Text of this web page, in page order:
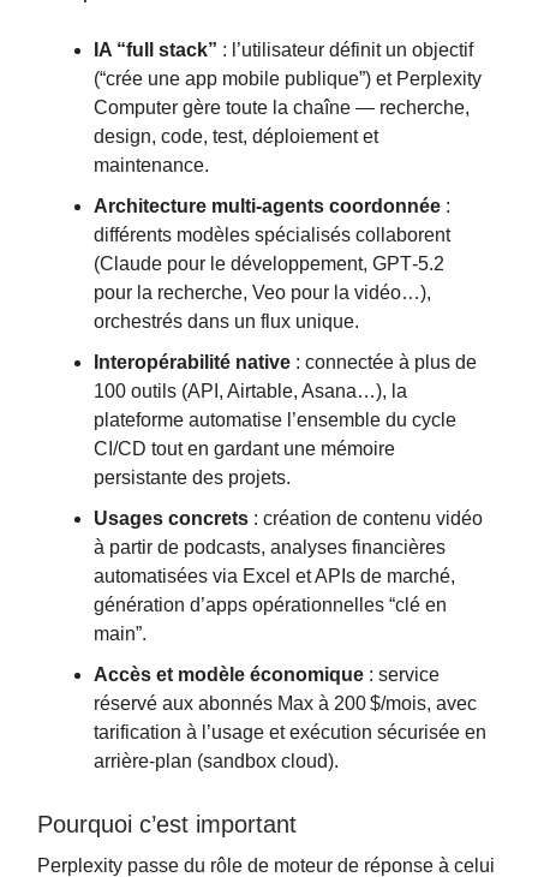
IA “full stack” : l’utilisateur définit un objectif
(“crée une app mobile publique”) et Perplexity
Computer gère toute la chaîne — recherche,
design, code, test, déploiement et
maintenance.
Architecture multi-agents coordonnée :
différents modèles spécialisés collaborent
(Claude pour le développement, GPT‑5.2
pour la recherche, Veo pour la vidéo…),
orchestrés dans un flux unique.
Interopérabilité native : connectée à plus de
100 outils (API, Airtable, Asana…), la
plateforme automatise l’ensemble du cycle
CI/CD tout en gardant une mémoire
persistante des projets.
Usages concrets : création de contenu vidéo
à partir de podcasts, analyses financières
automatisées via Excel et APIs de marché,
génération d’apps opérationnelles “clé en
main”.
Accès et modèle économique : service
réservé aux abonnés Max à 200 $/mois, avec
tarification à l’usage et exécution sécurisée en
arrière-plan (sandbox cloud).
Pourquoi c’est important
Perplexity passe du rôle de moteur de réponse à celui